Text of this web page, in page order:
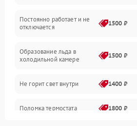
Постоянно работает и не
отключается
1500 ₽
Образование льда в
холодильной камере
1500 ₽
Не горит свет внутри 1400 ₽
Поломка термостата 1800 ₽